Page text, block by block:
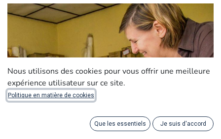
Nous utilisons des cookies pour vous offrir une meilleure
expérience utilisateur sur ce site.
Politique en matière de cookies
Que les essentiels Je suis d'accord